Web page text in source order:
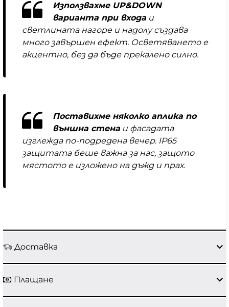
Използвахме UP&DOWN
варианта при входа и
светлината нагоре и надолу създава
много завършен ефект. Осветяването е
акцентно, без да бъде прекалено силно.
Поставихме няколко аплика по
външна стена и фасадата
изглежда по-подредена вечер. IP65
защитата беше важна за нас, защото
мястото е изложено на дъжд и прах.
Доставка
Плащане